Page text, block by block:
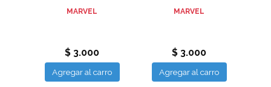
MARVEL
$ 3.000
Agregar al carro
MARVEL
$ 3.000
Agregar al carro